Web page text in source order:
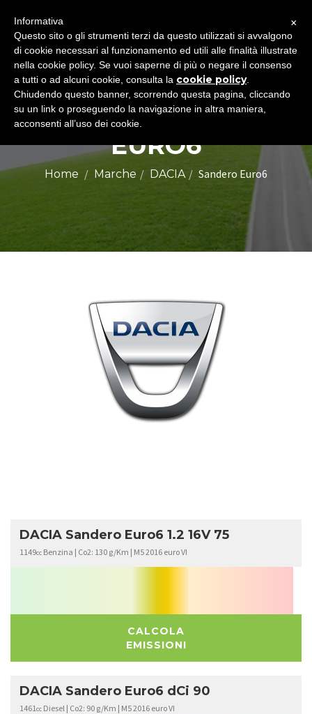
DACIA SANDERO
EURO6
Home Marche DACIA Sandero Euro6
DACIA Sandero Euro6 1.2 16V 75
1149cc Benzina | Co2: 130 g/Km | M5 2016 euro VI
CALCOLA
EMISSIONI
DACIA Sandero Euro6 dCi 90
1461cc Diesel | Co2: 90 g/Km | M5 2016 euro VI
×
Informativa
Questo sito o gli strumenti terzi da questo utilizzati si avvalgono
di cookie necessari al funzionamento ed utili alle finalità illustrate
nella cookie policy. Se vuoi saperne di più o negare il consenso
a tutti o ad alcuni cookie, consulta la cookie policy.
Chiudendo questo banner, scorrendo questa pagina, cliccando
su un link o proseguendo la navigazione in altra maniera,
acconsenti all’uso dei cookie.